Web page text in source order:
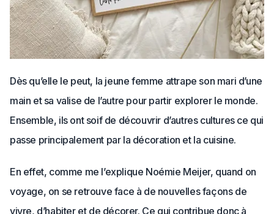
Dès qu’elle le peut, la jeune femme attrape son mari d’une
main et sa valise de l’autre pour partir explorer le monde.
Ensemble, ils ont soif de découvrir d’autres cultures ce qui
passe principalement par la décoration et la cuisine.
En effet, comme me l’explique Noémie Meijer, quand on
voyage, on se retrouve face à de nouvelles façons de
vivre, d’habiter et de décorer. Ce qui contribue donc à